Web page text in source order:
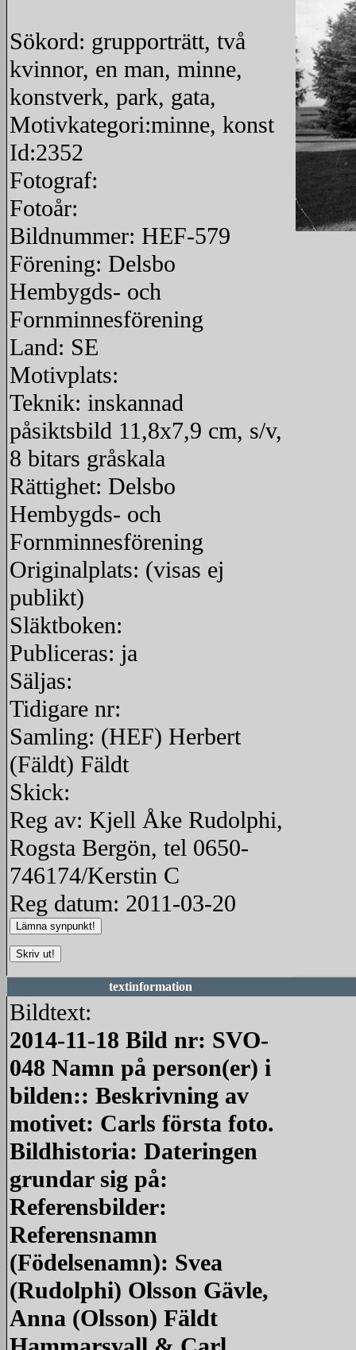
Sökord: grupporträtt, två
kvinnor, en man, minne,
konstverk, park, gata,
Motivkategori:minne, konst
Id:2352
Fotograf:
Fotoår:
Bildnummer: HEF-579
Förening: Delsbo
Hembygds- och
Fornminnesförening
Land: SE
Motivplats:
Teknik: inskannad
påsiktsbild 11,8x7,9 cm, s/v,
8 bitars gråskala
Rättighet: Delsbo
Hembygds- och
Fornminnesförening
Originalplats: (visas ej
publikt)
Släktboken:
Publiceras: ja
Säljas:
Tidigare nr:
Samling: (HEF) Herbert
(Fäldt) Fäldt
Skick:
Reg av: Kjell Åke Rudolphi,
Rogsta Bergön, tel 0650-
746174/Kerstin C
Reg datum: 2011-03-20
textinformation
Bildtext:
2014-11-18 Bild nr: SVO-
048 Namn på person(er) i
bilden:: Beskrivning av
motivet: Carls första foto.
Bildhistoria: Dateringen
grundar sig på:
Referensbilder:
Referensnamn
(Födelsenamn): Svea
(Rudolphi) Olsson Gävle,
Anna (Olsson) Fäldt